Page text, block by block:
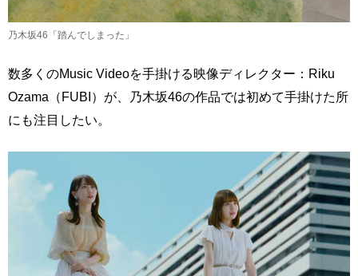
乃木坂46「踏んでしまった」
数多くのMusic Videoを手掛ける映像ディレクター：Riku
Ozama（FUBI）が、乃木坂46の作品では初めて手掛けた所
にも注目したい。